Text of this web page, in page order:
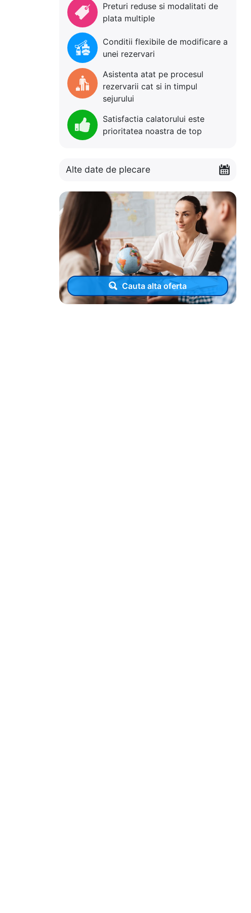
Preturi reduse si modalitati de
plata multiple
Conditii flexibile de modificare a
unei rezervari
Asistenta atat pe procesul
rezervarii cat si in timpul
sejurului
Satisfactia calatorului este
prioritatea noastra de top
Alte date de plecare
Cauta alta oferta